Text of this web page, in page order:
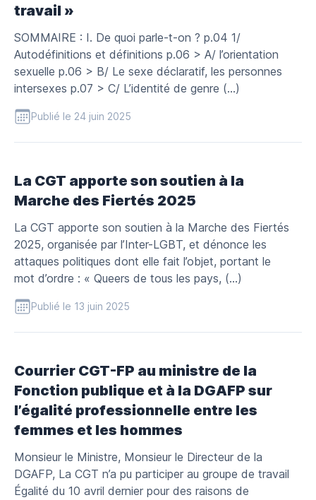
travail »
SOMMAIRE : I. De quoi parle-t-on ? p.04 1/
Autodéfinitions et définitions p.06 > A/ l’orientation
sexuelle p.06 > B/ Le sexe déclaratif, les personnes
intersexes p.07 > C/ L’identité de genre (…)
Publié le 24 juin 2025
La CGT apporte son soutien à la
Marche des Fiertés 2025
La CGT apporte son soutien à la Marche des Fiertés
2025, organisée par l’Inter-LGBT, et dénonce les
attaques politiques dont elle fait l’objet, portant le
mot d’ordre : « Queers de tous les pays, (…)
Publié le 13 juin 2025
Courrier CGT-FP au ministre de la
Fonction publique et à la DGAFP sur
l’égalité professionnelle entre les
femmes et les hommes
Monsieur le Ministre, Monsieur le Directeur de la
DGAFP, La CGT n’a pu participer au groupe de travail
Égalité du 10 avril dernier pour des raisons de